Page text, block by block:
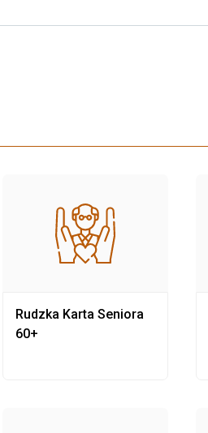
Rudzka Karta Seniora
60+